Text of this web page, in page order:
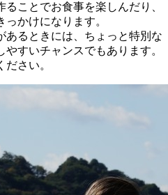
ことでお食事を楽しんだり、
かけになります。
あるときには、ちょっと特別な
すいチャンスでもあります。
さい。